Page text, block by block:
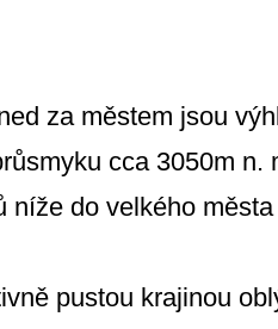
za městem jsou
cca 3050m
níže do velkého
pustou krajinou